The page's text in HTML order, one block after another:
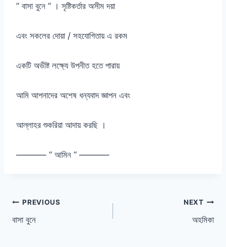
” বাসা বুনে ” । সৃষ্টিকর্তার অসীম দয়া
এবং সকলের দোয়া / সহযোগিতায় এ রকম
একটি অভীষ্ট লক্ষ্যে উপনীত হতে পারায়
আমি আপনাদের অশেষ ধন্যবাদ জ্ঞাপন এবং
আল্লাহর শুকরিয়া আদায় করছি ।
———– ” আমিন ” ———–
Post
navigation
PREVIOUS
বাসা বুনে
NEXT
অহমিকা